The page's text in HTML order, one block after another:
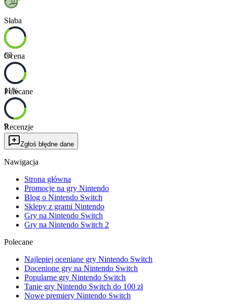
Słaba
63
Ocena
11%
Polecane
9
Recenzje
Zgłoś błędne dane
Nawigacja
Strona główna
Promocje na gry Nintendo
Blog o Nintendo Switch
Sklepy z grami Nintendo
Gry na Nintendo Switch
Gry na Nintendo Switch 2
Polecane
Najlepiej oceniane gry Nintendo Switch
Docenione gry na Nintendo Switch
Popularne gry Nintendo Switch
Tanie gry Nintendo Switch do 100 zł
Nowe premiery Nintendo Switch